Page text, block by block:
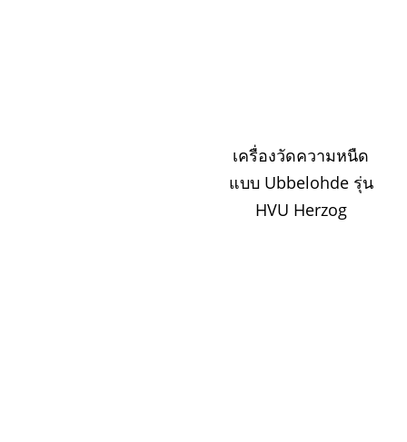
เครื่องวัดความหนืด
แบบ Ubbelohde รุ่น
HVU Herzog